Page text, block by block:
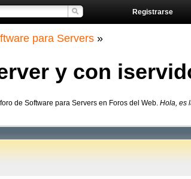
Registrarse
para Servers »
y con
de Software para Servers en Foros del Web. Hola, es